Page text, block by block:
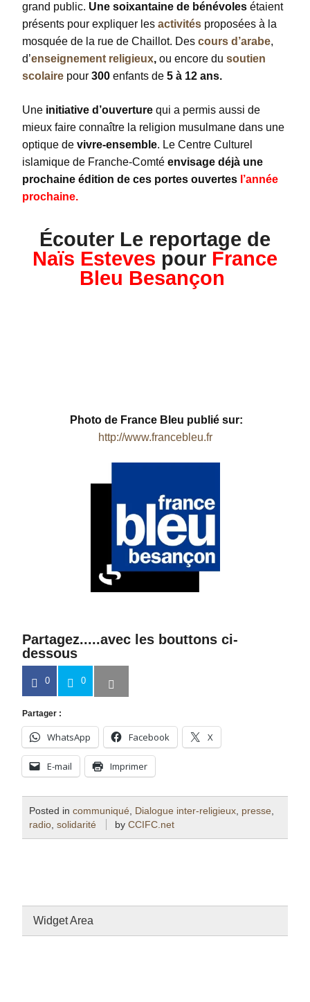
grand public. Une soixantaine de bénévoles étaient
présents pour expliquer les activités proposées à la
mosquée de la rue de Chaillot. Des cours d’arabe,
d’enseignement religieux, ou encore du soutien
scolaire pour 300 enfants de 5 à 12 ans.
Une initiative d’ouverture qui a permis aussi de
mieux faire connaître la religion musulmane dans une
optique de vivre-ensemble. Le Centre Culturel
islamique de Franche-Comté envisage déjà une
prochaine édition de ces portes ouvertes l’année
prochaine.
Écouter Le reportage de
Naïs Esteves pour France
Bleu Besançon
Photo de France Bleu publié sur:
http://www.francebleu.fr
Partagez.....avec les bouttons ci-
dessous
0 0
Partager :
WhatsApp Facebook X
E-mail Imprimer
Posted incommuniqué, Dialogue inter-religieux, presse,
radio,solidarité by CCIFC.net
Widget Area